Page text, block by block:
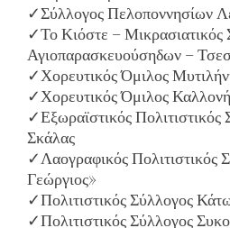
✓Σύλλογος Πελοποννησίων
✓Το Κιόστε – Μικρασιατικός
Αγιοπαρασκευούσηδων –
✓Χορευτικός Όμιλος
✓Χορευτικός Όμιλος
✓Εξωραϊστικός
Σκάλας
✓Λαογραφικός Πολιτιστικός
Γεώργιος»
✓Πολιτιστικός Σύλλογος
✓Πολιτιστικός Σύλλογος